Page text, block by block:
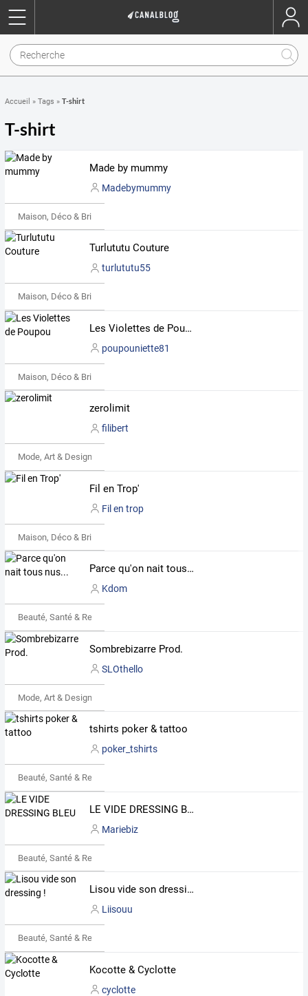
Accueil » Tags » T-shirt
T-shirt
Made by mummy
Madebymummy
Maison, Déco & Bricolage
Turlututu Couture
turlututu55
Maison, Déco & Bricolage
Les Violettes de Poupou
poupouniette81
Maison, Déco & Bricolage
zerolimit
filibert
Mode, Art & Design
Fil en Trop'
Fil en trop
Maison, Déco & Bricolage
Parce qu'on nait tous nus...
Kdom
Beauté, Santé & Remise en forme
Sombrebizarre Prod.
SLOthello
Mode, Art & Design
tshirts poker & tattoo
poker_tshirts
Beauté, Santé & Remise en forme
LE VIDE DRESSING BLEU
Mariebiz
Beauté, Santé & Remise en forme
Lisou vide son dressing !
Liisouu
Beauté, Santé & Remise en forme
Kocotte & Cyclotte
cyclotte